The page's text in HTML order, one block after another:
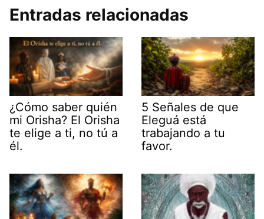
Entradas relacionadas
¿Cómo saber quién
mi Orisha? El Orisha
te elige a ti, no tú a
él.
5 Señales de que
Eleguá está
trabajando a tu
favor.